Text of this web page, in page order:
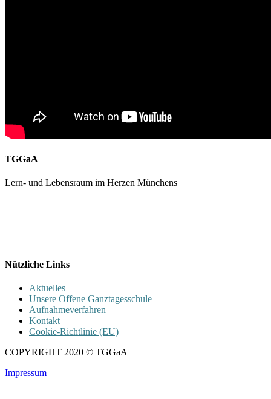
TGGaA
Lern- und Lebensraum im Herzen Münchens
Nützliche Links
Aktuelles
Unsere Offene Ganztagesschule
Aufnahmeverfahren
Kontakt
Cookie-Richtlinie (EU)
COPYRIGHT 2020 © TGGaA
Impressum
|